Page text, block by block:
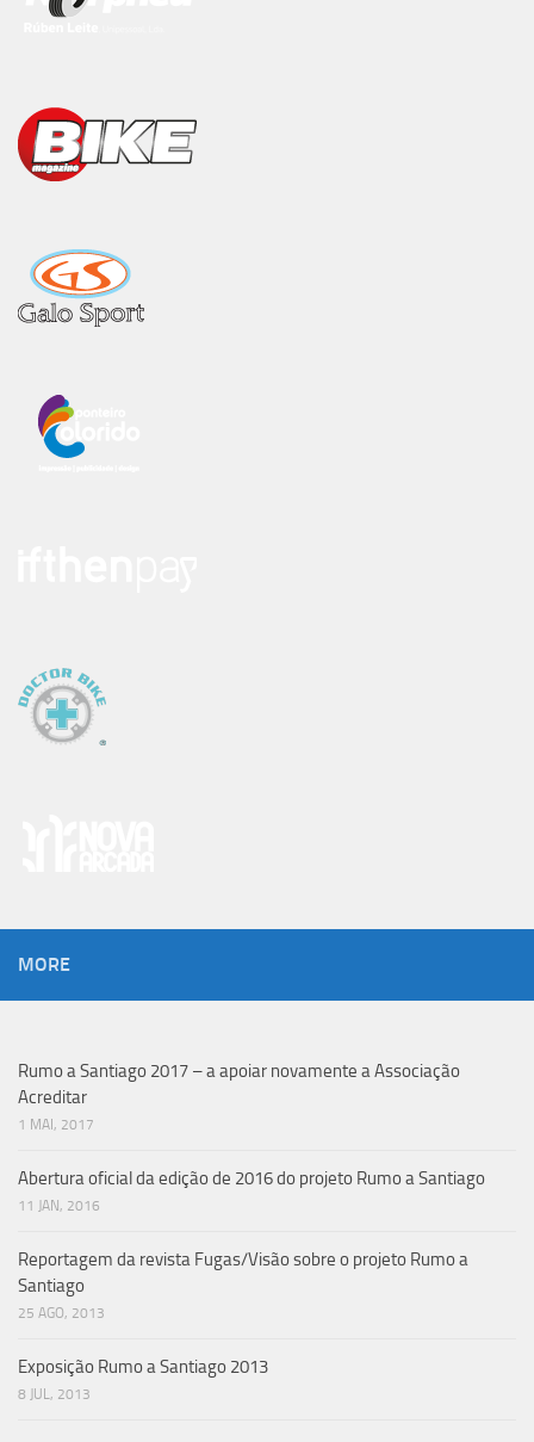
MORE
Rumo a Santiago 2017 – a apoiar novamente a Associação
Acreditar
1 MAI, 2017
Abertura oficial da edição de 2016 do projeto Rumo a Santiago
11 JAN, 2016
Reportagem da revista Fugas/Visão sobre o projeto Rumo a
Santiago
25 AGO, 2013
Exposição Rumo a Santiago 2013
8 JUL, 2013